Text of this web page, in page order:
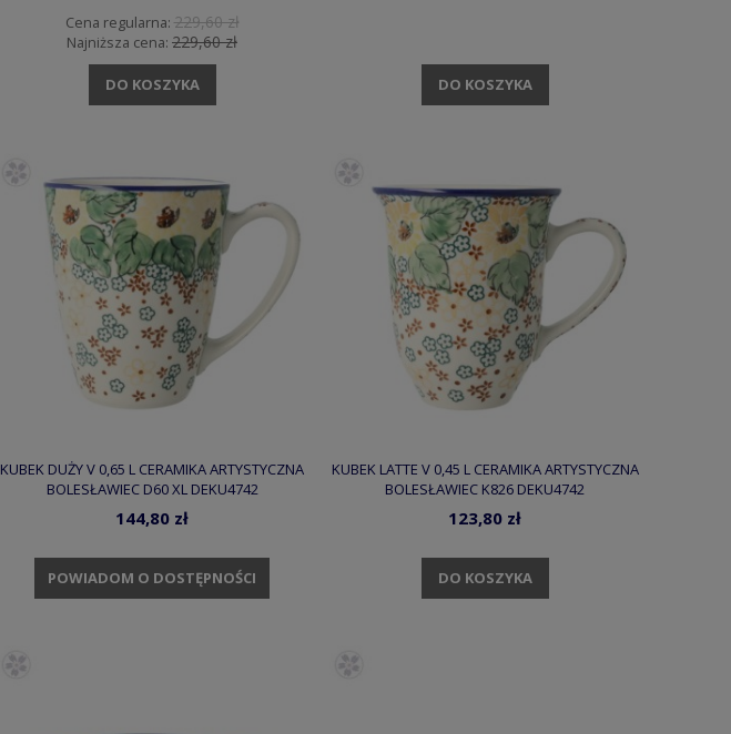
Cena regularna: 229,60 zł
Najniższa cena: 229,60 zł
DO KOSZYKA DO KOSZYKA
KUBEK DUŻY V 0,65 L CERAMIKA ARTYSTYCZNA
BOLESŁAWIEC D60 XL DEKU4742
144,80 zł
POWIADOM O DOSTĘPNOŚCI
KUBEK LATTE V 0,45 L CERAMIKA ARTYSTYCZNA
BOLESŁAWIEC K826 DEKU4742
123,80 zł
DO KOSZYKA